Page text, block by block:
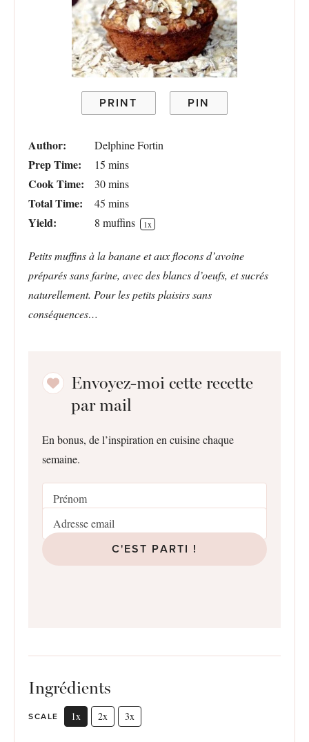
PRINT PIN
Author: Delphine Fortin
Prep Time: 15 mins
Cook Time: 30 mins
Total Time: 45 mins
Yield: 8 muffins 1x
Petits muffins à la banane et aux flocons d’avoine
préparés sans farine, avec des blancs d’oeufs, et sucrés
naturellement. Pour les petits plaisirs sans
conséquences…
Envoyez-moi cette recette
par mail
En bonus, de l’inspiration en cuisine chaque
semaine.
C'EST PARTI !
Ingrédients
SCALE 1x 2x 3x